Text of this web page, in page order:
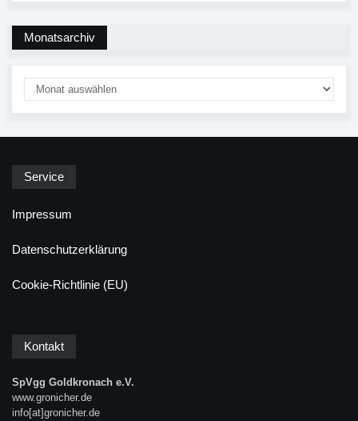
Monatsarchiv
Service
Impressum
Datenschutzerklärung
Cookie-Richtlinie (EU)
Kontakt
SpVgg Goldkronach e.V.
www.gronicher.de
info[at]gronicher.de